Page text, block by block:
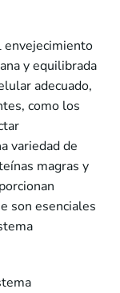
envejecimiento
y equilibrada
adecuado,
como los
variedad de
magras y
son esenciales